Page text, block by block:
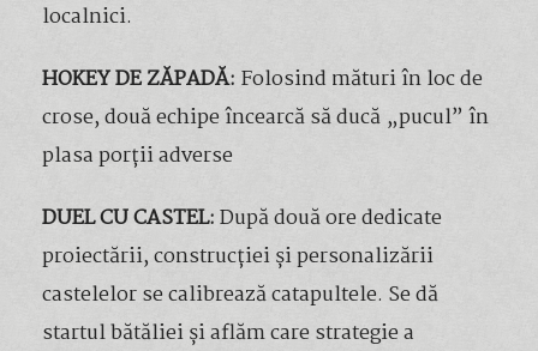
localnici.
HOKEY DE ZĂPADĂ: Folosind mături în loc de
crose, două echipe încearcă să ducă „pucul” în
plasa porții adverse
DUEL CU CASTEL:După două ore dedicate
proiectării, construcției și personalizării
castelelor se calibrează catapultele. Se dă
startul bătăliei și aflăm care strategie a